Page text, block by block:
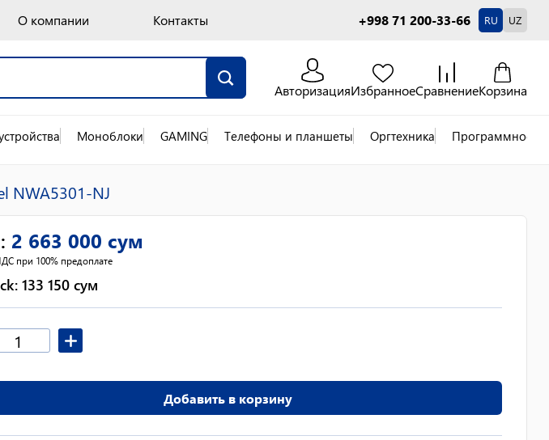
О компании Контакты +998 71 200-33-66 RU UZ
АвторизацияИзбранноеСравнениеКорзина
Моноблоки GAMING Телефоны и планшеты Оргтехника Программное
NWA5301-NJ
: 2 663 000 сум
при 100% предоплате
133 150 сум
Добавить в корзину